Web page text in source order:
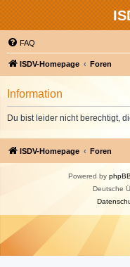
FAQ
ISDV-Homepage Foren
Information
Du bist leider nicht berechtigt,
ISDV-Homepage Foren
Powered by phpBB
Deutsche